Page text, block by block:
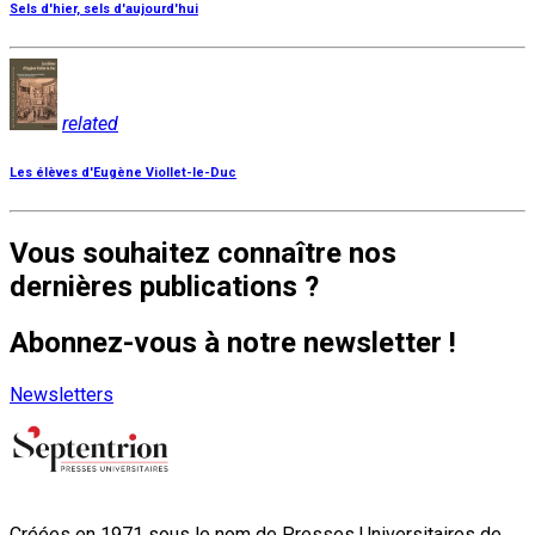
Sels d'hier, sels d'aujourd'hui
related
Les élèves d'Eugène Viollet-le-Duc
Vous souhaitez connaître nos
dernières publications ?
Abonnez-vous à notre newsletter !
Newsletters